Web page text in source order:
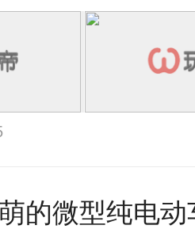
的微型纯电动